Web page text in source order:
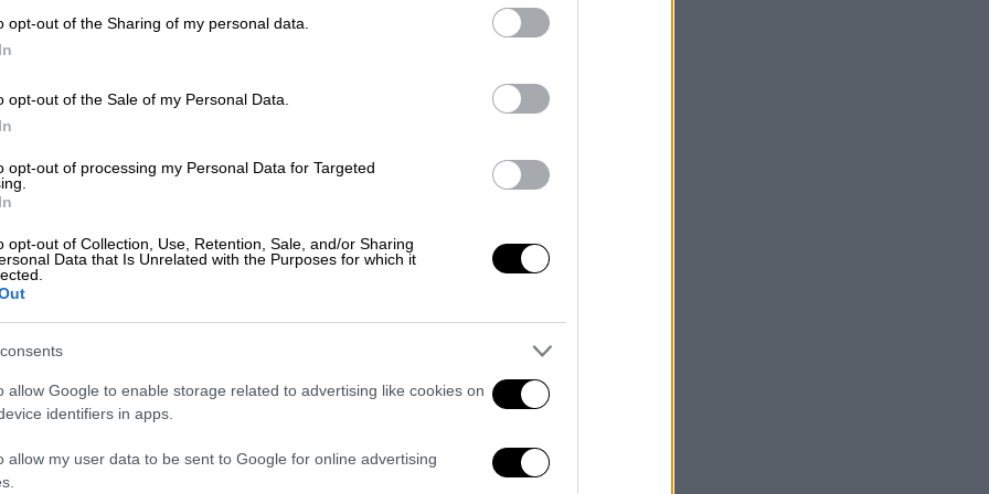
opt-out of the Sharing of my personal data.
opt-out of the Sale of my Personal Data.
opt-out of processing my Personal Data for Targeted
opt-out of Collection, Use, Retention, Sale, and/or Sharing
Data that Is Unrelated with the Purposes for which it
allow Google to enable storage related to advertising like cookies on
identifiers in apps.
allow my user data to be sent to Google for online advertising
Οι επιστολές που έστειλε η Κοβέσι
μηνύματα, οι αιχμές και η μεγάλη
ενόχληση
της Κοβέσι μετά την επίσκεψή της
X-RAY|20.05.2026 06:00
Το διπλό φάουλ της κυβέρνησης
απέναντι στην Κοβέσι, το
«κάρφωμα» του Συρίγου για τους